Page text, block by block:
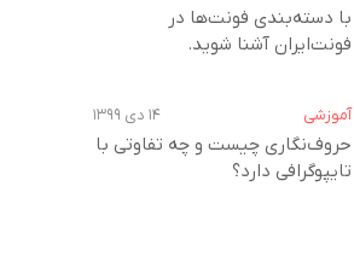
با دسته‌بندی فونت‌ها در
فونت‌ایران آشنا شوید.
آموزشی ۱۴ دی ۱۳۹۹
حروف‌نگاری چیست و چه تفاوتی با
تایپوگرافی دارد؟